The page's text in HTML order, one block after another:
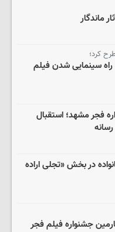
کرد؛
سینمایی شدن فیلم
فجر مشهد؛ استقبال
در بخش «تجلی اراده
جشنواره فیلم فجر